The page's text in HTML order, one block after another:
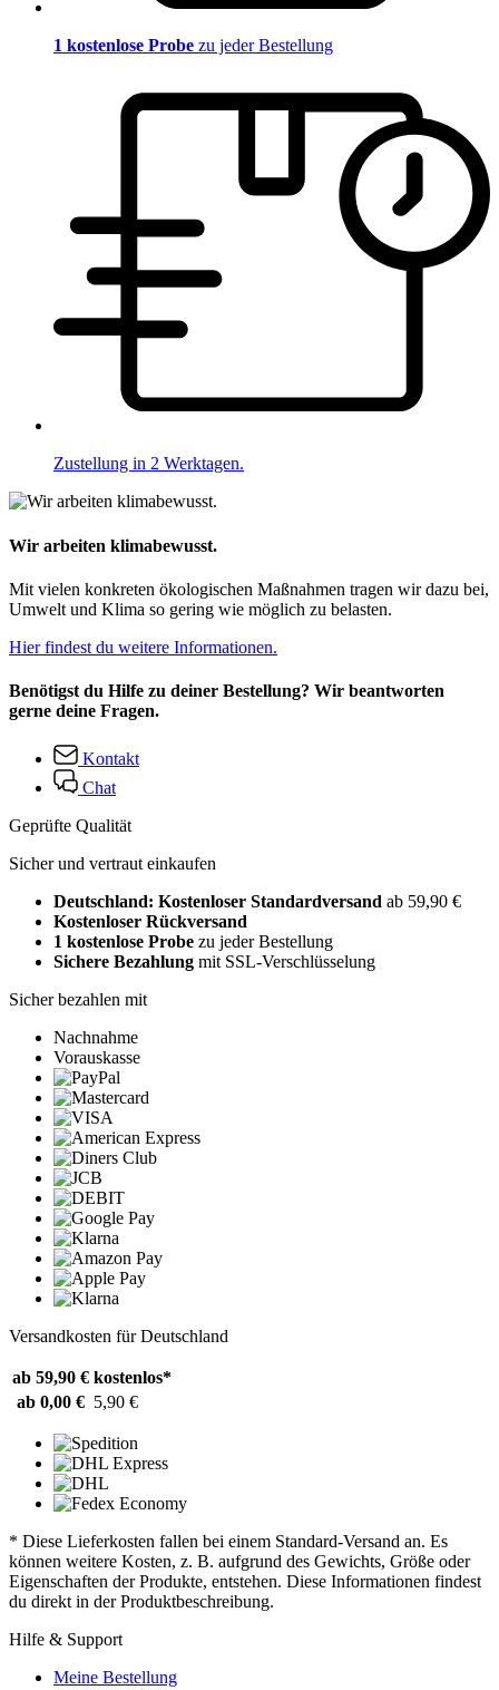
1 kostenlose Probe zu jeder Bestellung
Zustellung in 2 Werktagen.
Wir arbeiten klimabewusst.
Mit vielen konkreten ökologischen Maßnahmen tragen wir dazu bei,
Umwelt und Klima so gering wie möglich zu belasten.
Hier findest du weitere Informationen.
Benötigst du Hilfe zu deiner Bestellung? Wir beantworten
gerne deine Fragen.
Kontakt
Chat
Geprüfte Qualität
Sicher und vertraut einkaufen
Deutschland: Kostenloser Standardversand ab 59,90 €
Kostenloser Rückversand
1 kostenlose Probe zu jeder Bestellung
Sichere Bezahlung mit SSL-Verschlüsselung
Sicher bezahlen mit
Nachnahme
Vorauskasse
Versandkosten für Deutschland
ab 59,90 € kostenlos*
ab 0,00 € 5,90 €
* Diese Lieferkosten fallen bei einem Standard-Versand an. Es
können weitere Kosten, z. B. aufgrund des Gewichts, Größe oder
Eigenschaften der Produkte, entstehen. Diese Informationen findest
du direkt in der Produktbeschreibung.
Hilfe & Support
Meine Bestellung